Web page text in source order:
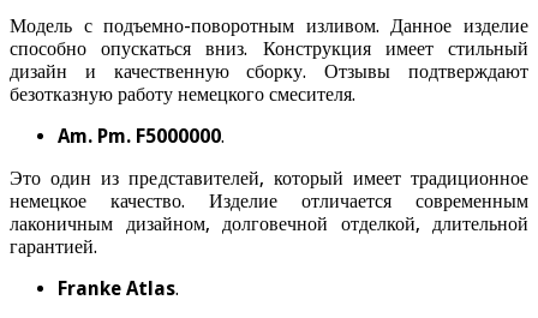
Модель с подъемно-поворотным изливом. Данное изделие
способно опускаться вниз. Конструкция имеет стильный
дизайн и качественную сборку. Отзывы подтверждают
безотказную работу немецкого смесителя.
Am. Pm. F5000000.
Это один из представителей, который имеет традиционное
немецкое качество. Изделие отличается современным
лаконичным дизайном, долговечной отделкой, длительной
гарантией.
Franke Atlas.